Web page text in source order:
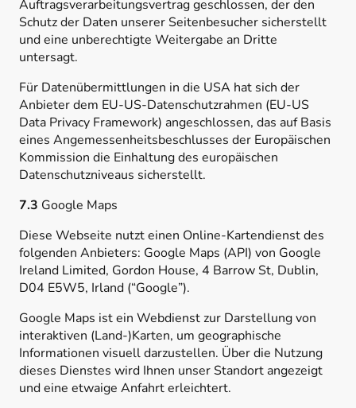
Auftragsverarbeitungsvertrag geschlossen, der den
Schutz der Daten unserer Seitenbesucher sicherstellt
und eine unberechtigte Weitergabe an Dritte
untersagt.
Für Datenübermittlungen in die USA hat sich der
Anbieter dem EU-US-Datenschutzrahmen (EU-US
Data Privacy Framework) angeschlossen, das auf Basis
eines Angemessenheitsbeschlusses der Europäischen
Kommission die Einhaltung des europäischen
Datenschutzniveaus sicherstellt.
7.3 Google Maps
Diese Webseite nutzt einen Online-Kartendienst des
folgenden Anbieters: Google Maps (API) von Google
Ireland Limited, Gordon House, 4 Barrow St, Dublin,
D04 E5W5, Irland (“Google”).
Google Maps ist ein Webdienst zur Darstellung von
interaktiven (Land-)Karten, um geographische
Informationen visuell darzustellen. Über die Nutzung
dieses Dienstes wird Ihnen unser Standort angezeigt
und eine etwaige Anfahrt erleichtert.